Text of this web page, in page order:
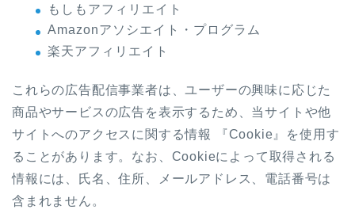
もしもアフィリエイト
Amazonアソシエイト・プログラム
楽天アフィリエイト
これらの広告配信事業者は、ユーザーの興味に応じた
商品やサービスの広告を表示するため、当サイトや他
サイトへのアクセスに関する情報 『Cookie』を使用す
ることがあります。なお、Cookieによって取得される
情報には、氏名、住所、メールアドレス、電話番号は
含まれません。